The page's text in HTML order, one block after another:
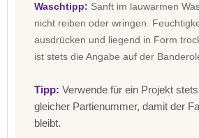
Waschtipp: Sanft im lauwarmen
nicht reiben oder wringen.
ausdrücken und liegend in Form
ist stets die Angabe auf der
Tipp: Verwende für ein Projekt
gleicher Partienummer, damit der
bleibt.